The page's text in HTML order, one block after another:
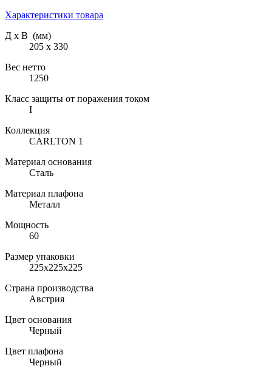
Характеристики товара
Д х В (мм)
205 х 330
Вес нетто
1250
Класс защиты от поражения током
I
Коллекция
CARLTON 1
Материал основания
Сталь
Материал плафона
Металл
Мощность
60
Размер упаковки
225х225х225
Страна производства
Австрия
Цвет основания
Черный
Цвет плафона
Черный